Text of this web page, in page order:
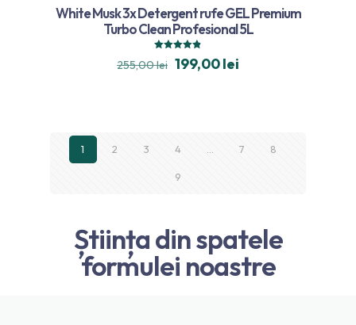
White Musk 3x Detergent rufe GEL Premium
Turbo Clean Profesional 5L
Evaluat la
4.80
255,00lei 199,00lei
1 2 3 4 7 8
9
Știința din spatele
formulei noastre